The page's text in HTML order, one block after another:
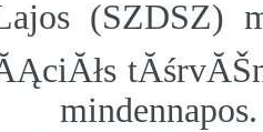
(SZDSZ)